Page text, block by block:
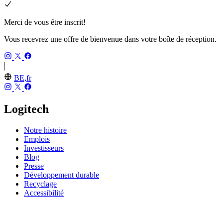
Merci de vous être inscrit!
Vous recevrez une offre de bienvenue dans votre boîte de réception.
BE,fr
Logitech
Notre histoire
Emplois
Investisseurs
Blog
Presse
Développement durable
Recyclage
Accessibilité